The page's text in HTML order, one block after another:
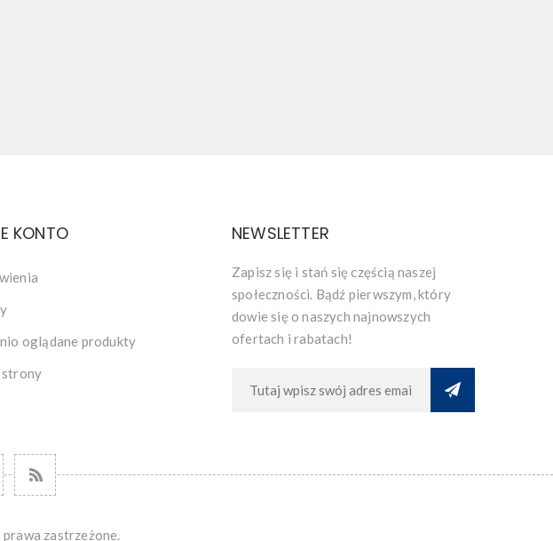
KONTO
oglądane produkty
strony
NEWSLETTER
Zapisz się i stań się częścią naszej
społeczności. Bądź pierwszym, który
dowie się o naszych najnowszych
ofertach i rabatach!
zastrzeżone.